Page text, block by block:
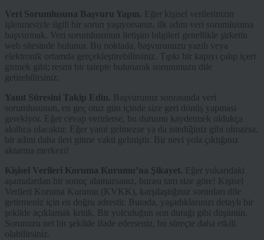
Veri Sorumlusuna Başvuru Yapın. Eğer kişisel verilerinizin
işlenmesiyle ilgili bir sorun yaşıyorsanız, ilk adım veri sorumlusuna
başvurmak. Veri sorumlusunun iletişim bilgileri genellikle şirketin
web sitesinde bulunur. Bu noktada, başvurunuzu yazılı veya
elektronik ortamda gerçekleştirebilirsiniz. Tıpkı bir kapıyı çalıp içeri
girmek gibi; resmi bir talepte bulunarak sorununuzu dile
getirebilirsiniz.
Yanıt Süresini Takip Edin. Başvurunuz sonrasında veri
sorumlusunun, en geç otuz gün içinde size geri dönüş yapması
gerekiyor. Eğer cevap verirlerse, bu durumu kaydetmek oldukça
akıllıca olacaktır. Eğer yanıt gelmezse ya da istediğiniz gibi olmazsa,
bir adım daha ileri gitme vakti gelmiştir. Bir nevi yola çıktığınız
aktarma merkezi!
Kişisel Verileri Koruma Kurumu’na Şikayet. Eğer yukarıdaki
aşamalardan bir sonuç alamazsanız, burası tam size göre! Kişisel
Verileri Koruma Kurumu (KVKK), karşılaştığınız sorunları dile
getirmeniz için en doğru adrestir. Burada, yaşadıklarınızı detaylı bir
şekilde açıklamak kritik. Bir yolculuğun son durağı gibi düşünün.
Sorunuzu net bir şekilde ifade ederseniz, bu süreçte daha etkili
olabilirsiniz.